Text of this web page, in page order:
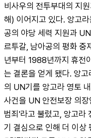
비사우의 전투부대의 지
해) 이어지고 있다. 앙고
공의 야당 세력 지원과
르투갈, 남아공의 평화 중
년부터 1988년까지 휴전
는 결론을 얻게 됐다. 앙
의 UN기를 앙고라 영토
사건을 UN 안전보장 의
범죄'라고 불렀고, 앙고라
기 결심으로 인해 더 이상